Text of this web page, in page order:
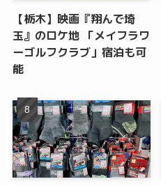
【栃木】映画『翔んで埼
玉』のロケ地 「メイフラワ
ーゴルフクラブ」宿泊も可
能